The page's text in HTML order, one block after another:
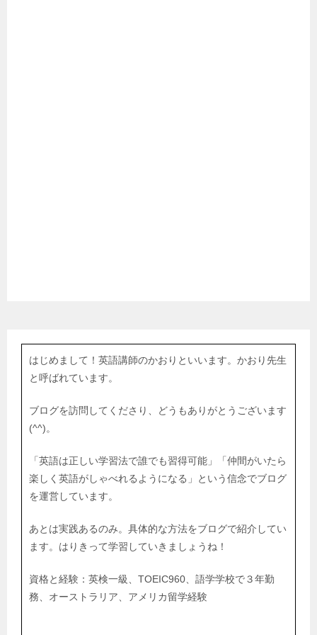
はじめまして！英語講師のかおりといいます。かおり先生
と呼ばれています。
ブログを訪問してくださり、どうもありがとうございます
(^^)。
「英語は正しい学習法で誰でも習得可能」「仲間がいたら
楽しく英語がしゃべれるようになる」という信念でブログ
を運営しています。
あとは実践あるのみ。具体的な方法をブログで紹介してい
ます。はりきって学習していきましょうね！
資格と経験：英検一級、TOEIC960、語学学校で３年勤
務、オーストラリア、アメリカ留学経験